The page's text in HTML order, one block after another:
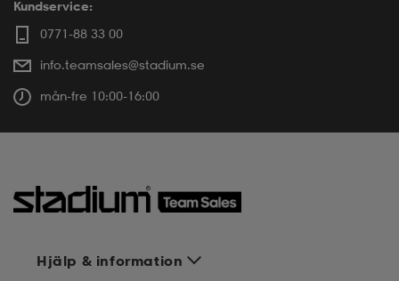
Kundservice:
0771-88 33 00
info.teamsales@stadium.se
mån-fre 10:00-16:00
Hjälp & information